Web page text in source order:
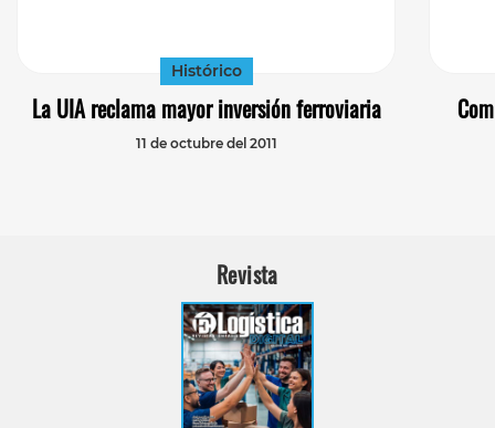
Histórico
La UIA reclama mayor inversión ferroviaria
11 de octubre del 2011
Revista